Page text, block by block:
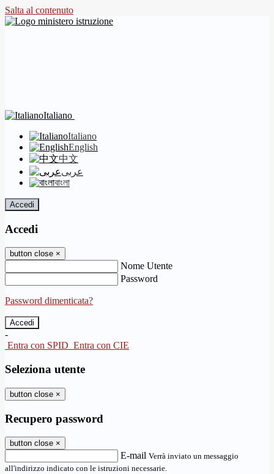
Salta al contenuto
Italiano
Italiano
English
中文
عربى
বাংলা
Accedi
Accedi
button close ×
Nome Utente
Password
Password dimenticata?
-
Entra con SPID Entra con CIE
Seleziona utente
button close ×
Recupero password
button close ×
E-mail Verrà inviato un messaggio
all'indirizzo indicato con le istruzioni necessarie.